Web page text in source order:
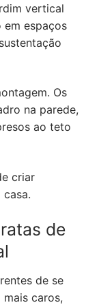
vertical
em espaços
Os
na parede,
ao teto
criar
de
de se
caros,